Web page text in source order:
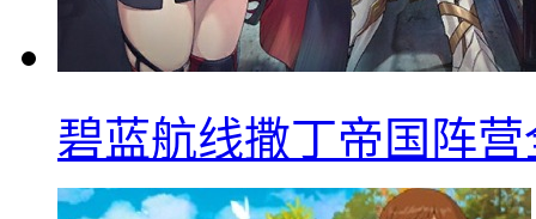
碧蓝航线撒丁帝国阵